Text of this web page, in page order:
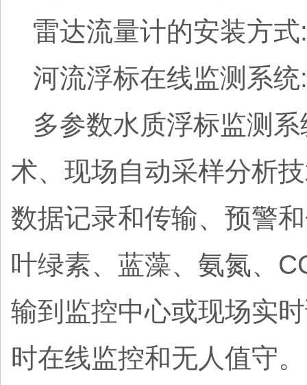
雷达流量计的安装方式:
河流浮标在线监测系统:
多参数水质浮标监测
术、现场自动采样分析
数据记录和传输、预警
叶绿素、蓝藻、氨氮、
输到监控中心或现场实
时在线监控和无人值守。